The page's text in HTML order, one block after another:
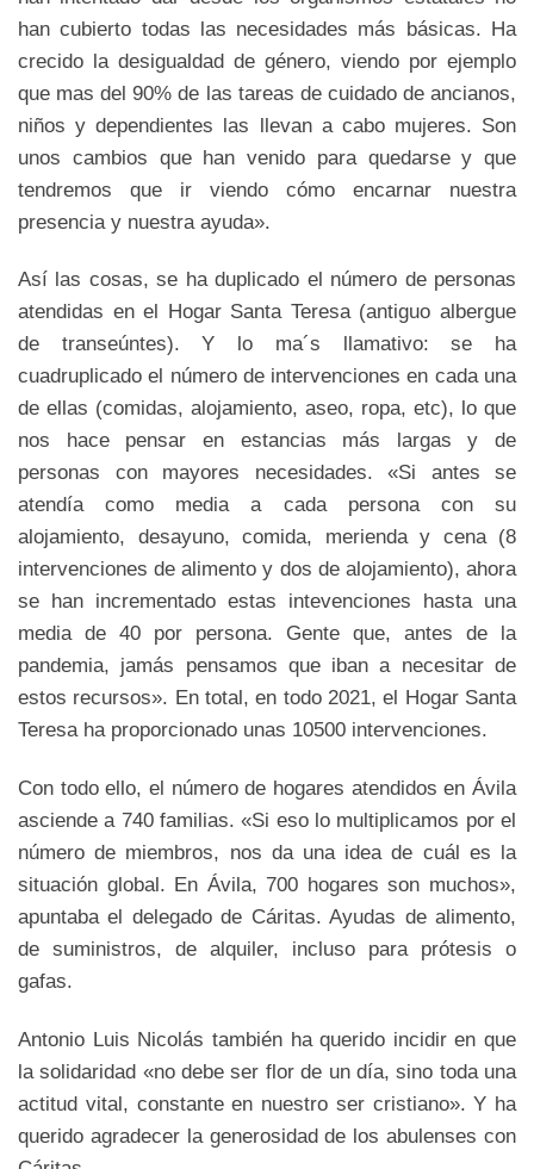
han cubierto todas las necesidades más básicas. Ha
crecido la desigualdad de género, viendo por ejemplo
que mas del 90% de las tareas de cuidado de ancianos,
niños y dependientes las llevan a cabo mujeres. Son
unos cambios que han venido para quedarse y que
tendremos que ir viendo cómo encarnar nuestra
presencia y nuestra ayuda».
Así las cosas, se ha duplicado el número de personas
atendidas en el Hogar Santa Teresa (antiguo albergue
de transeúntes). Y lo ma´s llamativo: se ha
cuadruplicado el número de intervenciones en cada una
de ellas (comidas, alojamiento, aseo, ropa, etc), lo que
nos hace pensar en estancias más largas y de
personas con mayores necesidades. «Si antes se
atendía como media a cada persona con su
alojamiento, desayuno, comida, merienda y cena (8
intervenciones de alimento y dos de alojamiento), ahora
se han incrementado estas intevenciones hasta una
media de 40 por persona. Gente que, antes de la
pandemia, jamás pensamos que iban a necesitar de
estos recursos». En total, en todo 2021, el Hogar Santa
Teresa ha proporcionado unas 10500 intervenciones.
Con todo ello, el número de hogares atendidos en Ávila
asciende a 740 familias. «Si eso lo multiplicamos por el
número de miembros, nos da una idea de cuál es la
situación global. En Ávila, 700 hogares son muchos»,
apuntaba el delegado de Cáritas. Ayudas de alimento,
de suministros, de alquiler, incluso para prótesis o
gafas.
Antonio Luis Nicolás también ha querido incidir en que
la solidaridad «no debe ser flor de un día, sino toda una
actitud vital, constante en nuestro ser cristiano». Y ha
querido agradecer la generosidad de los abulenses con